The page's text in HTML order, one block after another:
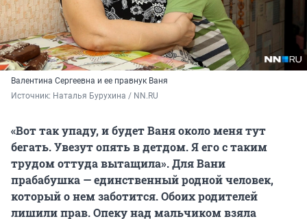
Валентина Сергеевна и ее правнук Ваня
Источник: Наталья Бурухина / NN.RU
«Вот так упаду, и будет Ваня около меня тут
бегать. Увезут опять в детдом. Я его с таким
трудом оттуда вытащила».Для Вани
прабабушка — единственный родной человек,
который о нем заботится. Обоих родителей
лишили прав. Опеку над мальчиком взяла